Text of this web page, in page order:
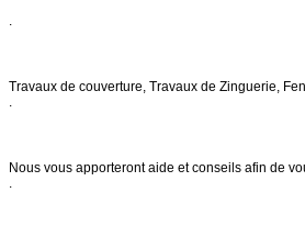
.
Travaux de couverture, Travaux de Zinguerie,
.
Nous vous apporteront aide et conseils afin de
.